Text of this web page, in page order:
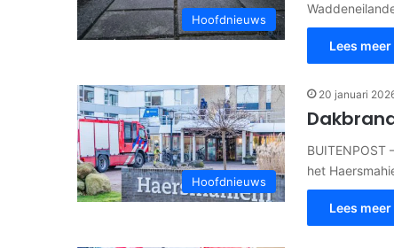
Hoofdnieuws
Lees meer
Hoofdnieuws
20 januari
het
Lees meer